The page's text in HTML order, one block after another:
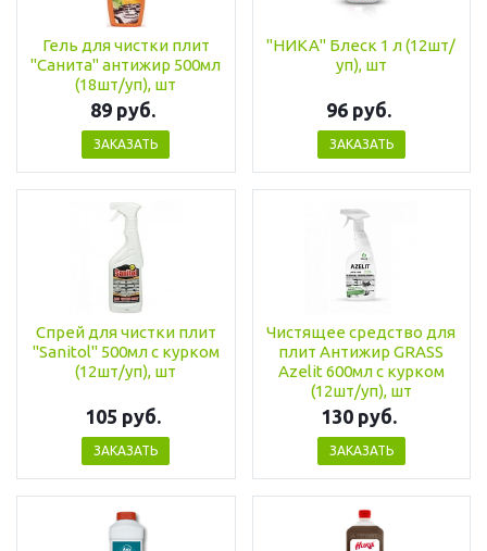
Гель для чистки плит
"Санита" антижир 500мл
(18шт/уп), шт
89 руб.
ЗАКАЗАТЬ
"НИКА" Блеск 1 л (12шт/
уп), шт
96 руб.
ЗАКАЗАТЬ
Спрей для чистки плит
"Sanitol" 500мл с курком
(12шт/уп), шт
105 руб.
ЗАКАЗАТЬ
Чистящее средство для
плит Антижир GRASS
Azelit 600мл с курком
(12шт/уп), шт
130 руб.
ЗАКАЗАТЬ